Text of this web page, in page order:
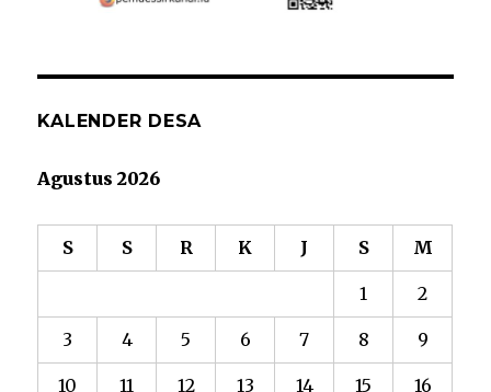
KALENDER DESA
Agustus 2026
S S R K J S M
1 2
3 4 5 6 7 8 9
10 11 12 13 14 15 16